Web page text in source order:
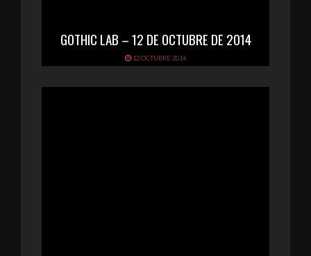
GOTHIC LAB – 12 DE OCTUBRE DE 2014
12 OCTUBRE 2014